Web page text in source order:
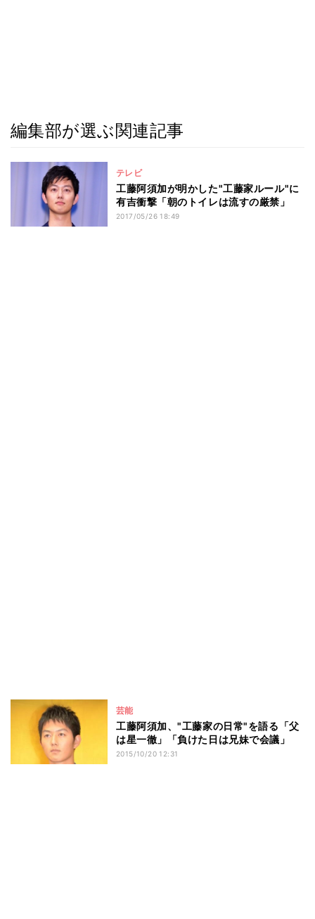
編集部が選ぶ関連記事
テレビ
工藤阿須加が明かした"工藤家ルール"に
有吉衝撃「朝のトイレは流すの厳禁」
2017/05/26 18:49
芸能
工藤阿須加、"工藤家の日常"を語る「父
は星一徹」「負けた日は兄妹で会議」
2015/10/20 12:31